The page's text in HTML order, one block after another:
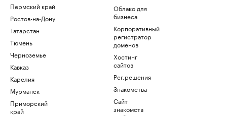
Пермский край
Ростов-на-Дону
Татарстан
Тюмень
Черноземье
Кавказ
Карелия
Мурманск
Приморский
край
Облако для
бизнеса
Корпоративный
регистратор
доменов
Хостинг
сайтов
Рег.решения
Знакомства
Сайт
знакомств